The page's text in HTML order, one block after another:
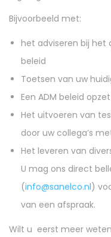
Bijvoorbeeld met:
het adviseren bij het
beleid
Toetsen van uw
Een ADM beleid
Het uitvoeren van
door uw collega’s
Het leveren van
U mag ons direct
(info@sanelco.nl)
van een afspraak.
Wilt u eerst meer